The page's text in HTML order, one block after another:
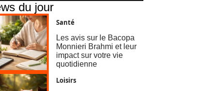
du jour
Santé
Les avis sur le Bacopa
Monnieri Brahmi et leur
impact sur votre vie
quotidienne
Loisirs